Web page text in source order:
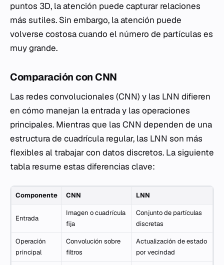
puntos 3D, la atención puede capturar relaciones
más sutiles. Sin embargo, la atención puede
volverse costosa cuando el número de partículas es
muy grande.
Comparación con CNN
Las redes convolucionales (CNN) y las LNN difieren
en cómo manejan la entrada y las operaciones
principales. Mientras que las CNN dependen de una
estructura de cuadrícula regular, las LNN son más
flexibles al trabajar con datos discretos. La siguiente
tabla resume estas diferencias clave:
Componente CNN LNN
Entrada
Imagen o cuadrícula
fija
Conjunto de partículas
discretas
Operación
principal
Convolución sobre
filtros
Actualización de estado
por vecindad